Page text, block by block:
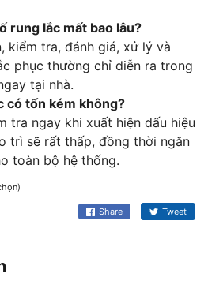
rung lắc mất bao lâu?
kiểm tra, đánh giá, xử lý và
phục thường chỉ diễn ra trong
tại nhà.
có tốn kém không?
tra ngay khi xuất hiện dấu hiệu
trì sẽ rất thấp, đồng thời ngăn
toàn bộ hệ thống.
Share Tweet